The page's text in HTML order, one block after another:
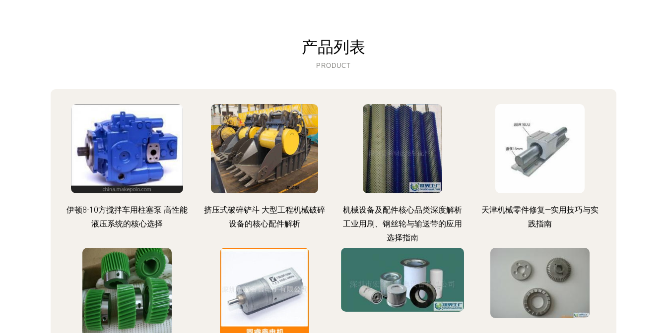
产品列表
PRODUCT
伊顿8-10方搅拌车用柱塞泵 高性能
液压系统的核心选择
挤压式破碎铲斗 大型工程机械破碎
设备的核心配件解析
机械设备及配件核心品类深度解析
工业用刷、钢丝轮与输送带的应用
选择指南
天津机械零件修复—实用技巧与实
践指南